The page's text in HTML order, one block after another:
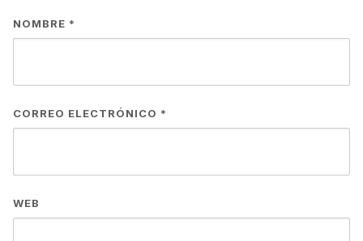
NOMBRE *
CORREO ELECTRÓNICO *
WEB